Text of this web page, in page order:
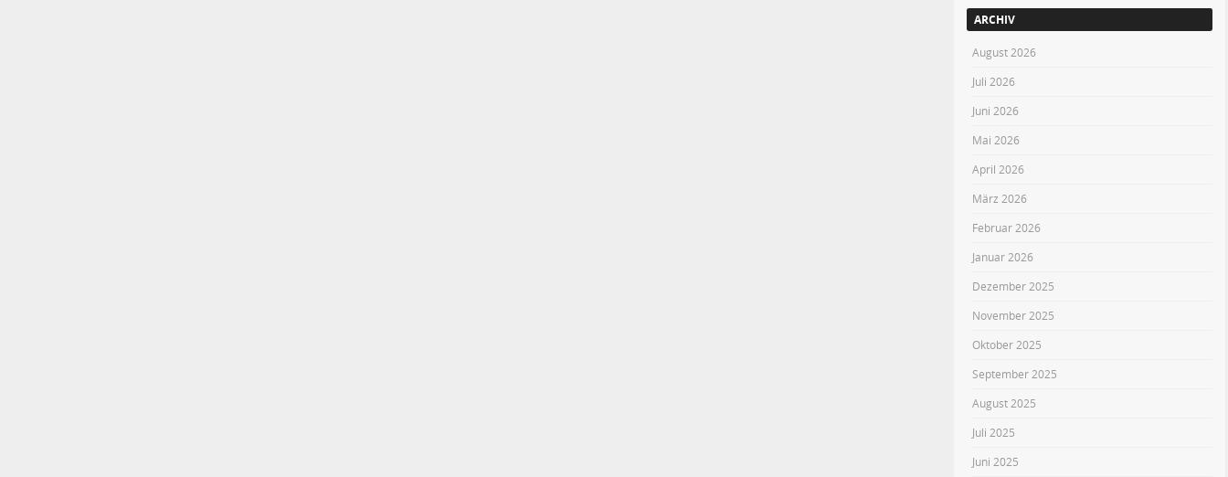
ARCHIV
August 2026
Juli 2026
Juni 2026
Mai 2026
April 2026
März 2026
Februar 2026
Januar 2026
Dezember 2025
November 2025
Oktober 2025
September 2025
August 2025
Juli 2025
Juni 2025